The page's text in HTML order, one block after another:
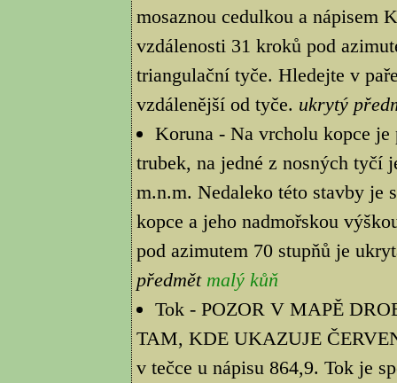
mosaznou cedulkou a nápisem
vzdálenosti 31 kroků pod
triangulační tyče. Hledejte v
vzdálenější od tyče. ukrytý
Koruna - Na vrcholu kopce je
trubek, na jedné z nosných tyčí
m.n.m. Nedaleko této stavby je
kopce a jeho nadmořskou
pod azimutem 70 stupňů je
předmět malý kůň
Tok - POZOR V MAPĚ
TAM, KDE UKAZUJE
v tečce u nápisu 864,9. Tok je